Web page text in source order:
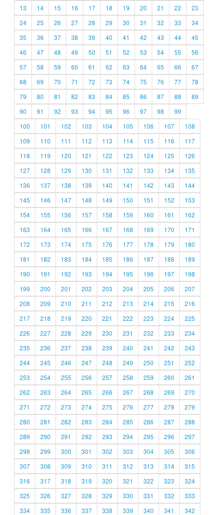
13
14 15 16 17 18 19 20 21 22
23
24
25 26 27 28 29 30 31 32 33
34
35
36 37 38 39 40 41 42 43 44
45
46
47 48 49 50 51 52 53 54 55
56
57
58 59 60 61 62 63 64 65 66
67
68
69 70 71 72 73 74 75 76 77
78
79
80 81 82 83 84 85 86 87 88
89
90
91 92 93 94 95 96 97 98
99
100
101 102 103 104 105 106 107
108
109
110 111 112 113 114 115 116
117
118
119 120 121 122 123 124 125
126
127
128 129 130 131 132 133 134
135
136
137 138 139 140 141 142 143
144
145
146 147 148 149 150 151 152
153
154
155 156 157 158 159 160 161
162
163
164 165 166 167 168 169 170
171
172
173 174 175 176 177 178 179
180
181
182 183 184 185 186 187 188
189
190
191 192 193 194 195 196 197
198
199
200 201 202 203 204 205 206
207
208
209 210 211 212 213 214 215
216
217
218 219 220 221 222 223 224
225
226
227 228 229 230 231 232 233
234
235
236 237 238 239 240 241 242
243
244
245 246 247 248 249 250 251
252
253
254 255 256 257 258 259 260
261
262
263 264 265 266 267 268 269
270
271
272 273 274 275 276 277 278
279
280
281 282 283 284 285 286 287
288
289
290 291 292 293 294 295 296
297
298
299 300 301 302 303 304 305
306
307
308 309 310 311 312 313 314
315
316
317 318 319 320 321 322 323
324
325
326 327 328 329 330 331 332
333
334
335 336 337 338 339 340 341 342